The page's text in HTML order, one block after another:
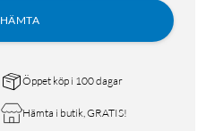
HÄMTA
Öppet köp i 100 dagar
Hämta i butik, GRATIS!